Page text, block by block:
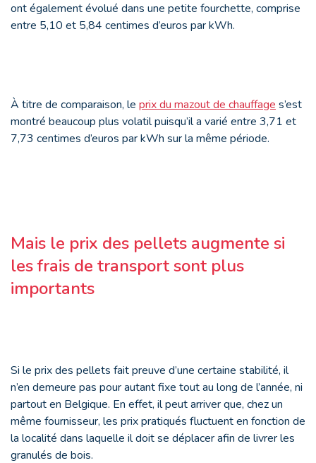
ont également évolué dans une petite fourchette, comprise
entre 5,10 et 5,84 centimes d’euros par kWh.
À titre de comparaison, le prix du mazout de chauffage s’est
montré beaucoup plus volatil puisqu’il a varié entre 3,71 et
7,73 centimes d’euros par kWh sur la même période.
Mais le prix des pellets augmente si
les frais de transport sont plus
importants
Si le prix des pellets fait preuve d’une certaine stabilité, il
n’en demeure pas pour autant fixe tout au long de l’année, ni
partout en Belgique. En effet, il peut arriver que, chez un
même fournisseur, les prix pratiqués fluctuent en fonction de
la localité dans laquelle il doit se déplacer afin de livrer les
granulés de bois.